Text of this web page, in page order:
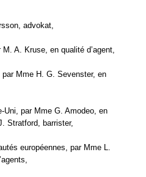
advokat,
A. Kruse, en qualité d’agent,
Mme H. G. Sevenster, en
Uni, par Mme G. Amodeo, en
Stratford, barrister,
européennes, par Mme L.